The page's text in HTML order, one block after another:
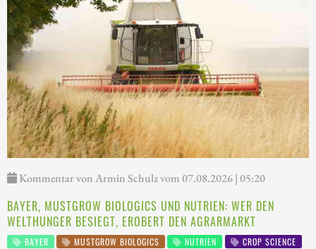
Kommentar von Armin Schulz vom 07.08.2026 | 05:20
BAYER, MUSTGROW BIOLOGICS UND NUTRIEN: WER DEN
WELTHUNGER BESIEGT, EROBERT DEN AGRARMARKT
BAYER MUSTGROW BIOLOGICS NUTRIEN
CROP SCIENCE